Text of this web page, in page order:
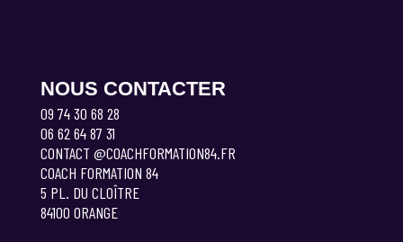
NOUS CONTACTER
09 74 30 68 28
06 62 64 87 31
CONTACT @COACHFORMATION84.FR
COACH FORMATION 84
5 PL. DU CLOÎTRE
84100 ORANGE